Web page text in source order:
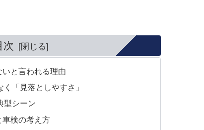
次
と言われる理由
「見落としやすさ」
型シーン
検の考え方